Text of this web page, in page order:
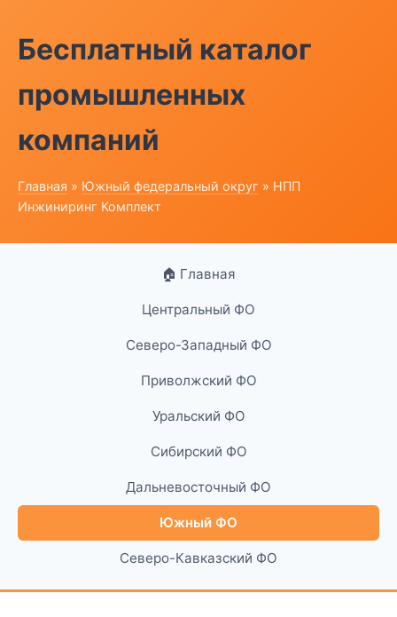
Бесплатный каталог
промышленных
компаний
Главная » Южный федеральный округ » НПП
Инжиниринг Комплект
🏠 Главная
Центральный ФО
Северо-Западный ФО
Приволжский ФО
Уральский ФО
Сибирский ФО
Дальневосточный ФО
Южный ФО
Северо-Кавказский ФО